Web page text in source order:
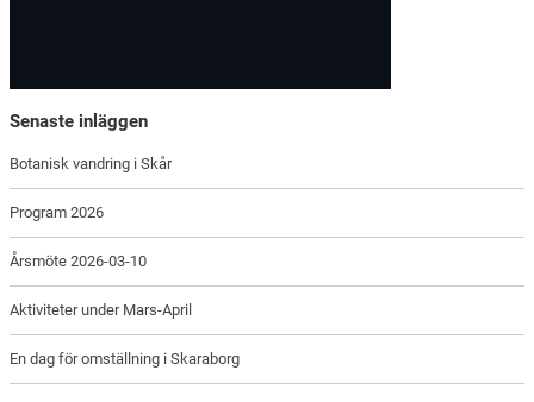
Senaste inläggen
Botanisk vandring i Skår
Program 2026
Årsmöte 2026-03-10
Aktiviteter under Mars-April
En dag för omställning i Skaraborg